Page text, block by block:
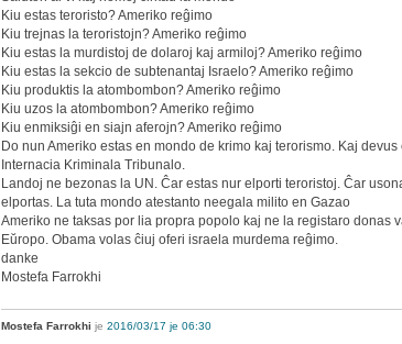
Kiu estas teroristo? Ameriko reĝimo
Kiu trejnas la teroristojn? Ameriko reĝimo
Kiu estas la murdistoj de dolaroj kaj armiloj? Ameriko reĝimo
Kiu estas la sekcio de subtenantaj Israelo? Ameriko reĝimo
Kiu produktis la atombombon? Ameriko reĝimo
Kiu uzos la atombombon? Ameriko reĝimo
Kiu enmiksiĝi en siajn aferojn? Ameriko reĝimo
Do nun Ameriko estas en mondo de krimo kaj terorismo. Kaj devus
Internacia Kriminala Tribunalo.
Landoj ne bezonas la UN. Ĉar estas nur elporti teroristoj. Ĉar
elportas. La tuta mondo atestanto neegala milito en Gazao
Ameriko ne taksas por lia propra popolo kaj ne la registaro donas
Eŭropo. Obama volas ĉiuj oferi israela murdema reĝimo.
danke
Mostefa Farrokhi
Mostefa Farrokhi je 2016/03/17 je 06:30